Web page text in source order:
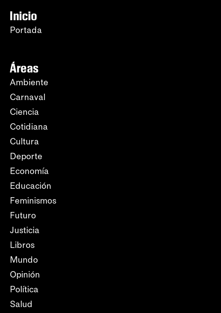
Inicio
Portada
Áreas
Ambiente
Carnaval
Ciencia
Cotidiana
Cultura
Deporte
Economía
Educación
Feminismos
Futuro
Justicia
Libros
Mundo
Opinión
Política
Salud